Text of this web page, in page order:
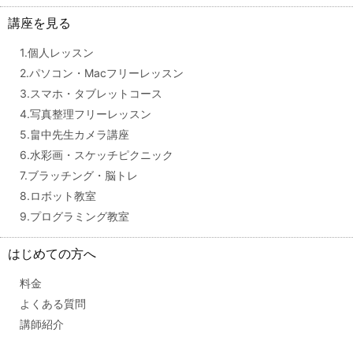
講座を見る
1.個人レッスン
2.パソコン・Macフリーレッスン
3.スマホ・タブレットコース
4.写真整理フリーレッスン
5.畠中先生カメラ講座
6.水彩画・スケッチピクニック
7.ブラッチング・脳トレ
8.ロボット教室
9.プログラミング教室
はじめての方へ
料金
よくある質問
講師紹介